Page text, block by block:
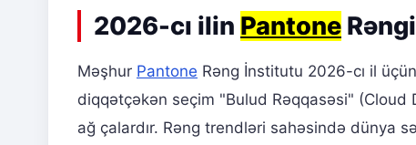
2026-cı ilin Pantone
Məşhur Pantone Rəng İnstitutu 2026-cı il
diqqətçəkən seçim "Bulud Rəqqasəsi"
ağ çalardır. Rəng trendləri sahəsində dünya